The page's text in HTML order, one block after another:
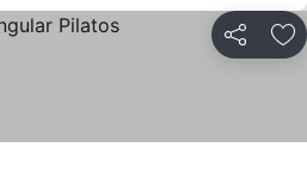
Partilhar